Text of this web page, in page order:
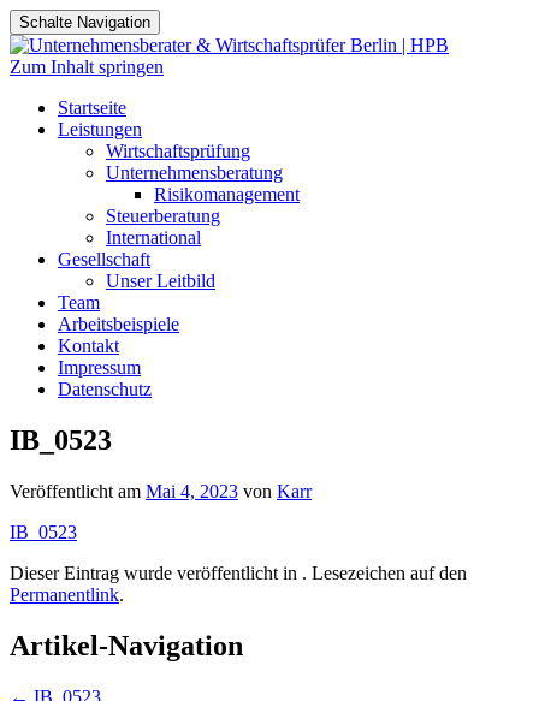
Schalte Navigation
Zum Inhalt springen
Startseite
Leistungen
Wirtschaftsprüfung
Unternehmensberatung
Risikomanagement
Steuerberatung
International
Gesellschaft
Unser Leitbild
Team
Arbeitsbeispiele
Kontakt
Impressum
Datenschutz
IB_0523
Veröffentlicht am Mai 4, 2023 von Karr
IB_0523
Dieser Eintrag wurde veröffentlicht in . Lesezeichen auf den
Permanentlink.
Artikel-Navigation
← IB_0523